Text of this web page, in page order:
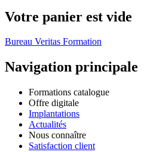
Votre panier est vide
Bureau Veritas Formation
Navigation principale
Formations catalogue
Offre digitale
Implantations
Actualités
Nous connaître
Satisfaction client